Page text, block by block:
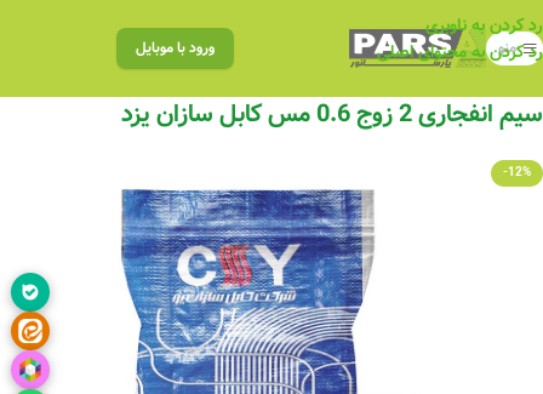
رد کردن به ناوبری
رد کردن به محتوای اصلی
منو ورود با موبایل
سیم انفجاری 2 زوج 0.6 مس کابل سازان یزد
-12%